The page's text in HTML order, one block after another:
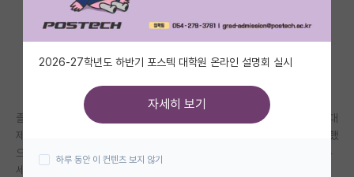
IF 명예의전당
자유 게시판(아무개랩)
미국 유학 게시판
미국 대학원 합격 후기 게시판
대학원 합격 후기 게시판
졸업하고 처음 돌아오는 스승의 날 지도교수님 선물 드리려고 하는데 금액대
제한 있나요? 학생 때는 막상 김영란법 때문에 해드리지 못해서 이제 졸업했
으니 해드릴까 하는데 뭐 해야할지도 모르겠네요. 추천할만한 거 있음 해주
세요
2026-27학년도 하반기 포스텍 대학원 온라인 설명회 실시
자세히 보기
하루 동안 이 컨텐츠 보지 않기